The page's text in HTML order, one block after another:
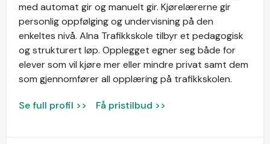
med automat gir og manuelt gir. Kjørelærerne gir
personlig oppfølging og undervisning på den
enkeltes nivå. Alna Trafikkskole tilbyr et pedagogisk
og strukturert løp. Opplegget egner seg både for
elever som vil kjøre mer eller mindre privat samt dem
som gjennomfører all opplæring på trafikkskolen.
Se full profil >> Få pristilbud >>